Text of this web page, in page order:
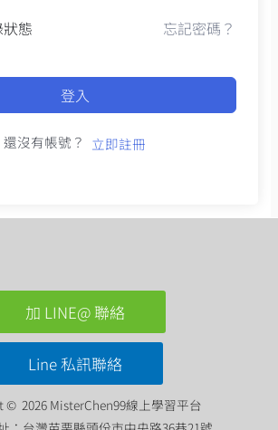
態 忘記密碼？
登入
還沒有帳號？ 立即註冊
加 LINE@ 聯絡
Line 私訊聯絡
© 2026 MisterChen99線上學習平台